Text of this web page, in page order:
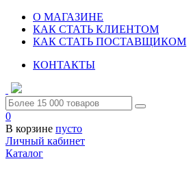
О МАГАЗИНЕ
КАК СТАТЬ КЛИЕНТОМ
КАК СТАТЬ ПОСТАВЩИКОМ
КОНТАКТЫ
0
В корзине пусто
Личный кабинет
Каталог